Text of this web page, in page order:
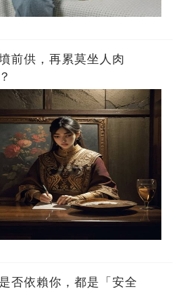
前供，再累莫坐人肉
否依賴你，都是「安全